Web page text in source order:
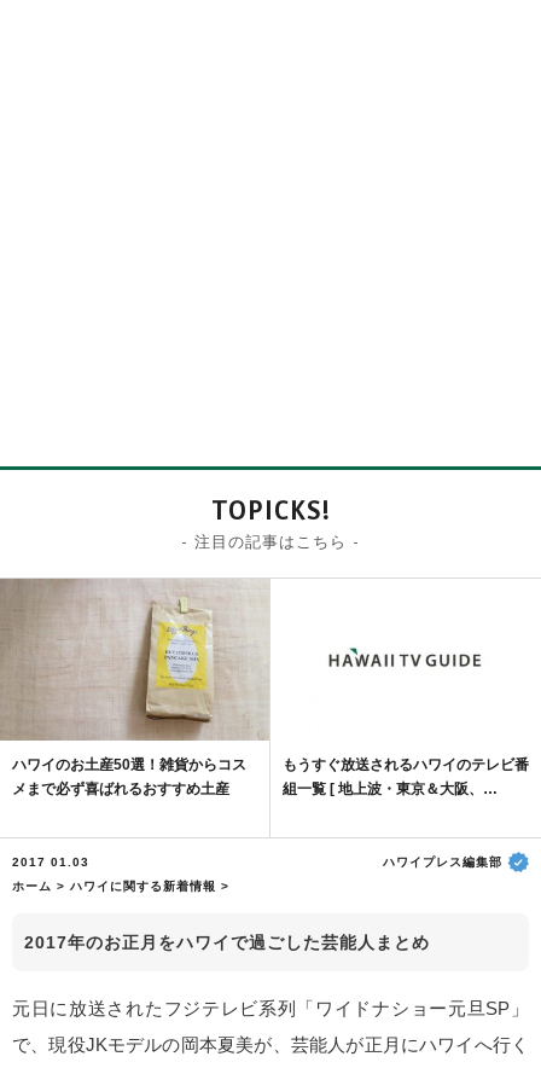
TOPICKS!
- 注目の記事はこちら -
ハワイのお土産50選！雑貨からコス
メまで必ず喜ばれるおすすめ土産
もうすぐ放送されるハワイのテレビ番
組一覧 [ 地上波・東京＆大阪、…
2017 01.03
ハワイプレス編集部
ホーム > ハワイに関する新着情報 >
2017年のお正月をハワイで過ごした芸能人まとめ
元日に放送されたフジテレビ系列「ワイドナショー元旦SP」
で、現役JKモデルの岡本夏美が、芸能人が正月にハワイへ行く